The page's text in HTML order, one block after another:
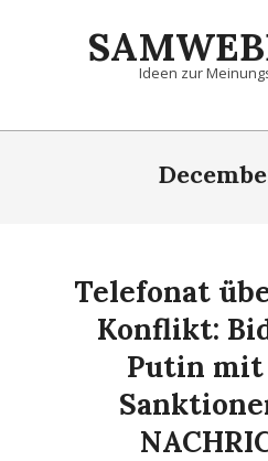
Ideen zur
Primary
Telefonat
Konflikt:
Putin